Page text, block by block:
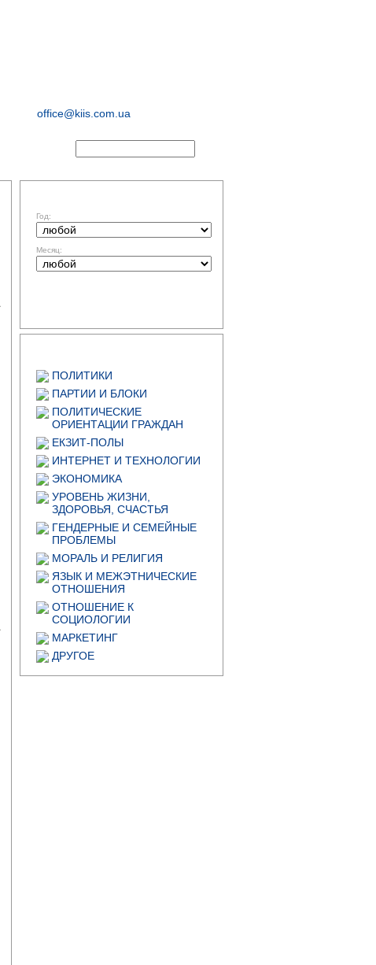
office@kiis.com.ua
Год:
Месяц:
ПОЛИТИКИ
ПАРТИИ И БЛОКИ
ПОЛИТИЧЕСКИЕ
ОРИЕНТАЦИИ ГРАЖДАН
ЕКЗИТ-ПОЛЫ
ИНТЕРНЕТ И ТЕХНОЛОГИИ
ЭКОНОМИКА
УРОВЕНЬ ЖИЗНИ,
ЗДОРОВЬЯ, СЧАСТЬЯ
ГЕНДЕРНЫЕ И СЕМЕЙНЫЕ
ПРОБЛЕМЫ
МОРАЛЬ И РЕЛИГИЯ
ЯЗЫК И МЕЖЭТНИЧЕСКИЕ
ОТНОШЕНИЯ
ОТНОШЕНИЕ К
СОЦИОЛОГИИ
МАРКЕТИНГ
ДРУГОЕ